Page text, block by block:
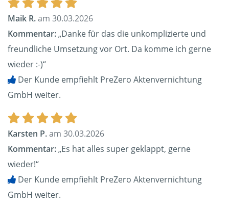
Maik R.am 30.03.2026
Kommentar:„Danke für das die unkomplizierte und
freundliche Umsetzung vor Ort. Da komme ich gerne
wieder :-)“
Der Kunde empfiehlt PreZero Aktenvernichtung
GmbH weiter.
Karsten P.am 30.03.2026
Kommentar:„Es hat alles super geklappt, gerne
wieder!“
Der Kunde empfiehlt PreZero Aktenvernichtung
GmbH weiter.